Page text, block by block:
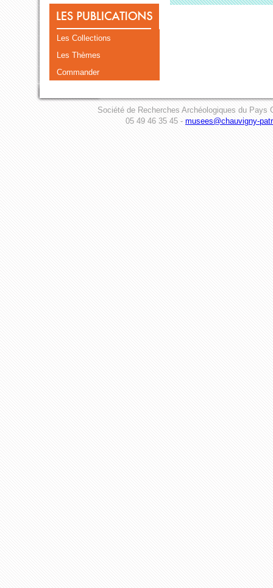
Les Collections
Les Thèmes
Commander
Société de Recherches Archéologiques du Pays
05 49 46 35 45 - musees@chauvigny-